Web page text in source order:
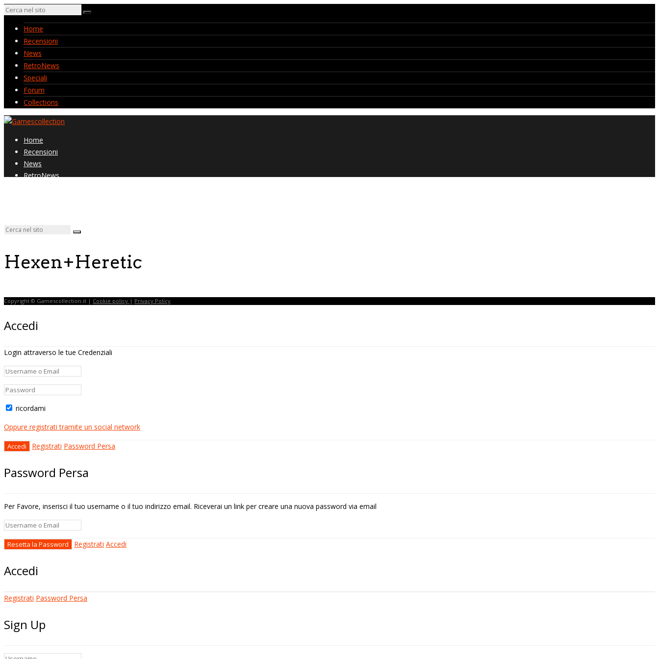
Home
Recensioni
News
RetroNews
Speciali
Forum
Collections
Home
Recensioni
News
RetroNews
Hexen+Heretic
Copyright © Gamescollection.it | Cookie policy | Privacy Policy
Accedi
Login attraverso le tue Credenziali
ricordami
Oppure registrati tramite un social network
Registrati Password Persa
Password Persa
Per Favore, inserisci il tuo username o il tuo indirizzo email. Riceverai un link per creare una nuova password via email
Registrati Accedi
Accedi
Registrati Password Persa
Sign Up